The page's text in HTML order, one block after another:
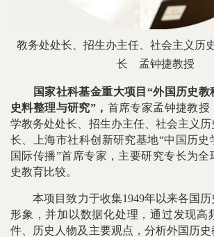
教务处处长、招生办主任、社会主义历
长 孟钟捷教授
国家社科基金重大项目“外国历史
史料整理与研究”， 首席专家孟钟捷教授
学教务处处长、招生办主任、社会主义
长、上海市社科创新研究基地“中国历史
国际传播”首席专家，主要研究专长为
史教育比较。
本项目致力于收集1949年以来各国历
形象，并加以数据化处理，通过发现高
件、历史人物及主要观点，分析外国历